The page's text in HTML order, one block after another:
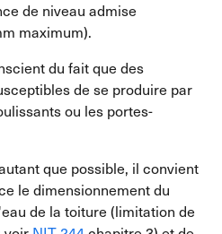
de niveau admise
maximum).
du fait que des
de se produire par
ou les portes-
que possible, il convient
le dimensionnement du
de la toiture (limitation de